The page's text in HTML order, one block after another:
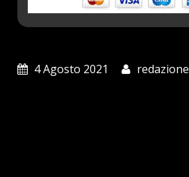
4 Agosto 2021 redazione